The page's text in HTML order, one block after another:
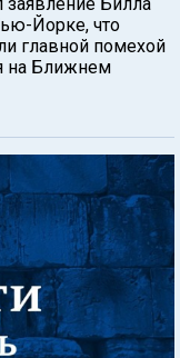
Йорке, что
главной помехой
на Ближнем